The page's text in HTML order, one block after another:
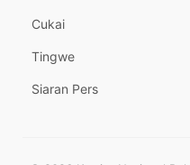
Cukai
Tingwe
Siaran Pers